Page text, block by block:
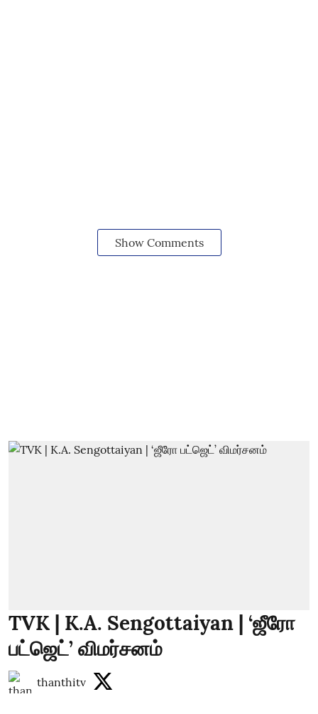
Show Comments
TVK | K.A. Sengottaiyan | ‘ஜீரோ
பட்ஜெட்’ விமர்சனம்
thanthitv